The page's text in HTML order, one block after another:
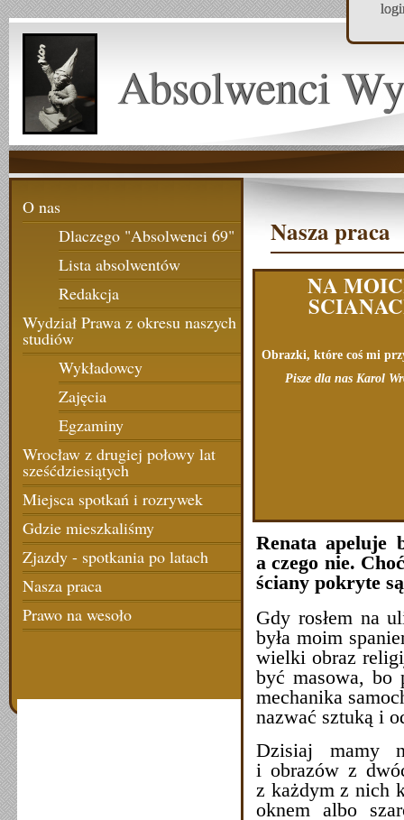
Absolwenci
O nas
Dlaczego "Absolwenci 69"
Lista absolwentów
Redakcja
Wydział Prawa z okresu naszych
studiów
Wykładowcy
Zajęcia
Egzaminy
Wrocław z drugiej połowy lat
sześćdziesiątych
Miejsca spotkań i rozrywek
Gdzie mieszkaliśmy
Zjazdy - spotkania po latach
Nasza praca
Prawo na wesoło
Nasza praca
NA
Obrazki, które coś mi
Pisze dla nas Karol
Renata apeluje
a czego nie.
ściany pokryte
Gdy rosłem na
była moim
wielki obraz
być masowa, bo
mechanika
nazwać sztuką i
Dzisiaj mamy
i obrazów z
z każdym z nich
oknem albo